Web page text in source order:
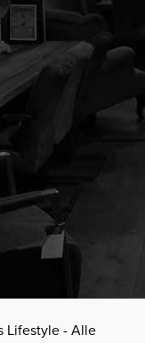
Lifestyle - Alle